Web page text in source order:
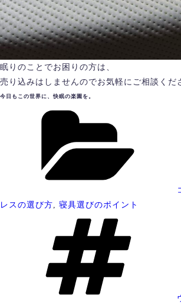
眠りのことでお困りの方は、
売り込みはしませんのでお気軽にご相談くだ
今日もこの世界に、快眠の楽園を。
レスの選び方, 寝具選びのポイント